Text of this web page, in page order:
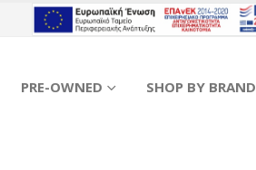
PRE-OWNED SHOP BY BRAND